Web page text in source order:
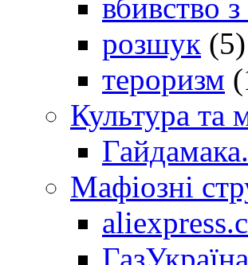
вбивство
розшук (5)
тероризм
Культура та
Мафіозні